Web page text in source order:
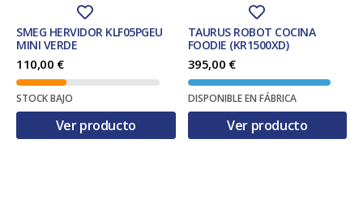
SMEG HERVIDOR KLF05PGEU
MINI VERDE
110,00 €
STOCK BAJO
Ver producto
TAURUS ROBOT COCINA
FOODIE (KR1500XD)
395,00 €
DISPONIBLE EN FÁBRICA
Ver producto